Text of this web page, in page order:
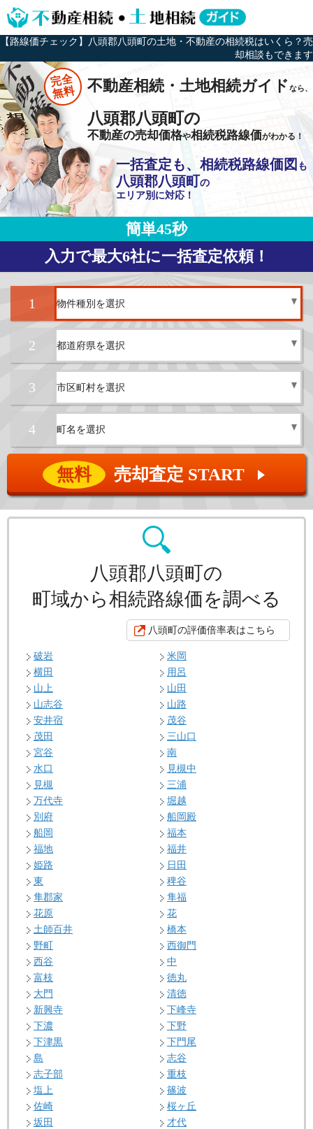
【路線価チェック】八頭郡八頭町の土地・不動産の相続税はいくら？売
却相談もできます
完全
無料 不動産相続・土地相続ガイドなら、
八頭郡八頭町の
不動産の売却価格や相続税路線価がわかる！
一括査定も、相続税路線価図 も
八頭郡八頭町の
エリア別に対応！
簡単45秒
入力で最大6社に一括査定依頼！
1
2
3
4
無料 売却査定 START ▲
八頭郡八頭町の
町域から相続路線価を調べる
八頭町の評価倍率表はこちら
破岩
米岡
横田
用呂
山上
山田
山志谷
山路
安井宿
茂谷
茂田
三山口
宮谷
南
水口
見槻中
見槻
三浦
万代寺
堀越
別府
船岡殿
船岡
福本
福地
福井
姫路
日田
東
稗谷
隼郡家
隼福
花原
花
土師百井
橋本
野町
西御門
西谷
中
富枝
徳丸
大門
清徳
新興寺
下峰寺
下濃
下野
下津黒
下門尾
島
志谷
志子部
重枝
塩上
篠波
佐崎
桜ヶ丘
坂田
才代